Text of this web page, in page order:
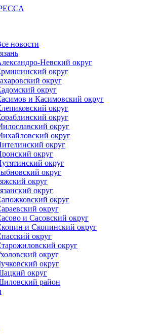
новости
Невский округ
округ
округ
округ
и Касимовский округ
округ
округ
округ
округ
округ
округ
округ
округ
округ
округ
округ
округ
и Сасовский округ
и Скопинский округ
округ
округ
округ
округ
округ
район